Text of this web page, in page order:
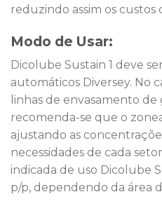
reduzindo assim os
Modo de Usar:
Dicolube Sustain 1 deve
automáticos Diversey. No
linhas de envasamento
recomenda-se que o
ajustando as
necessidades de cada
indicada de uso Dicolube
p/p, dependendo da área